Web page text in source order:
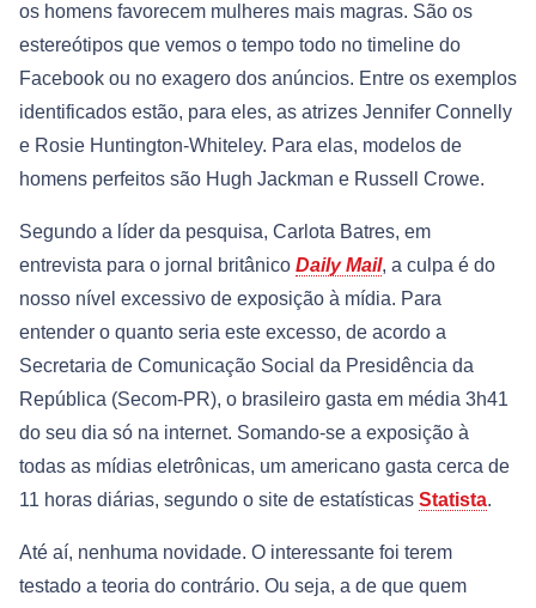
os homens favorecem mulheres mais magras. São os
estereótipos que vemos o tempo todo no timeline do
Facebook ou no exagero dos anúncios. Entre os exemplos
identificados estão, para eles, as atrizes Jennifer Connelly
e Rosie Huntington-Whiteley. Para elas, modelos de
homens perfeitos são Hugh Jackman e Russell Crowe.
Segundo a líder da pesquisa, Carlota Batres, em
entrevista para o jornal britânico Daily Mail, a culpa é do
nosso nível excessivo de exposição à mídia. Para
entender o quanto seria este excesso, de acordo a
Secretaria de Comunicação Social da Presidência da
República (Secom-PR), o brasileiro gasta em média 3h41
do seu dia só na internet. Somando-se a exposição à
todas as mídias eletrônicas, um americano gasta cerca de
11 horas diárias, segundo o site de estatísticas Statista.
Até aí, nenhuma novidade. O interessante foi terem
testado a teoria do contrário. Ou seja, a de que quem